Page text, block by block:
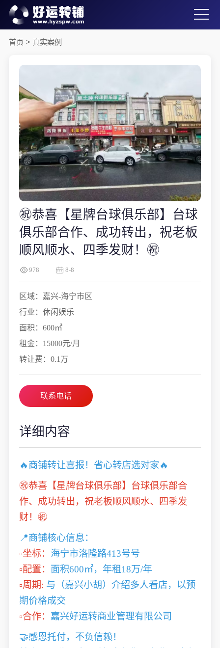
首页 > 真实案例
㊗️恭喜【星牌台球俱乐部】台球
俱乐部合作、成功转出，祝老板
顺风顺水、四季发财！㊗️
978 8-8
区域：嘉兴-海宁市区
行业：休闲娱乐
面积：600㎡
租金：15000元/月
转让费：0.1万
联系电话
详细内容
🔥商铺转让喜报！省心转店选对家🔥
㊗️恭喜【星牌台球俱乐部】台球俱乐部合
作、成功转出，祝老板顺风顺水、四季发
财！㊗️
📍商铺核心信息：
▫️坐标： 海宁市洛隆路413号号
▫️配置：
面积600㎡，年租18万/年
▫️周期: 与（嘉兴小胡）介绍多人看店，以预
期价格成交
▫️合作： 嘉兴好运转商业管理有限公司
🤝感恩托付，不负信赖！